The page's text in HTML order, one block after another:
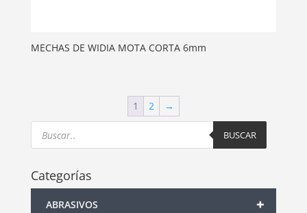
MECHAS DE WIDIA MOTA CORTA 6mm
1 2
→
Products
search BUSCAR
Categorías
+
ABRASIVOS